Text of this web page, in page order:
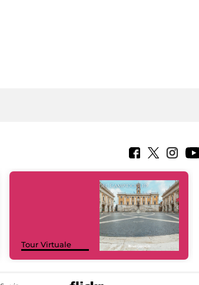
Tour Virtuale